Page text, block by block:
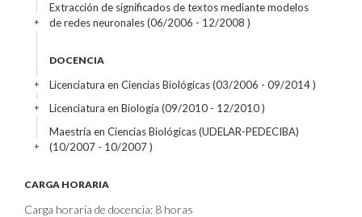
Extracción de significados de textos mediante modelos
de redes neuronales (06/2006 - 12/2008 )
+
DOCENCIA
Licenciatura en Ciencias Biológicas (03/2006 - 09/2014 )
+
Licenciatura en Biología (09/2010 - 12/2010 )
+
Maestría en Ciencias Biológicas (UDELAR-PEDECIBA)
(10/2007 - 10/2007 )
+
CARGA HORARIA
Carga horaria de docencia: 8 horas